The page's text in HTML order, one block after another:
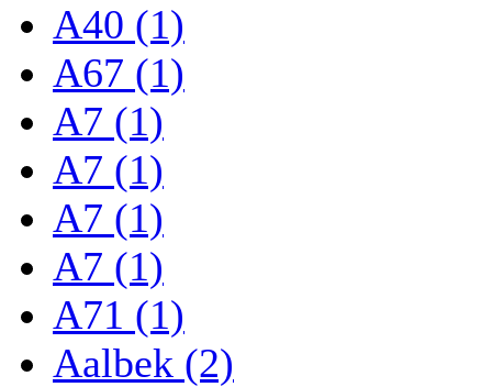
A40 (1)
A67 (1)
A7 (1)
A7 (1)
A7 (1)
A7 (1)
A71 (1)
Aalbek (2)